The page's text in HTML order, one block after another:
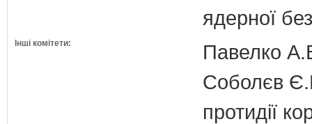
ядерної
Інші комітети:
Павелко
Соболєв
протидії